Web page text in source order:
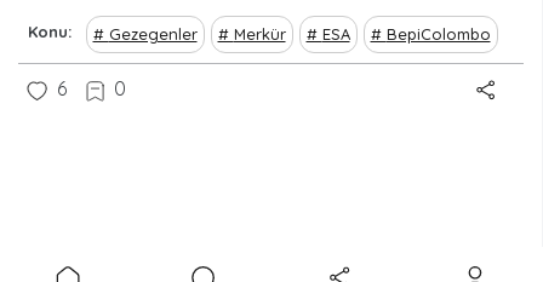
Konu Gezegenler Merkür ESA BepiColombo
6 0